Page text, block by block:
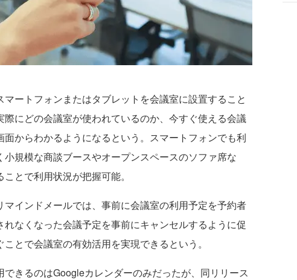
ートフォンまたはタブレットを会議室に設置すること
にどの会議室が使われているのか、今すぐ使える会議
からわかるようになるという。スマートフォンでも利
規模な商談ブースやオープンスペースのソファ席な
とで利用状況が把握可能。
インドメールでは、事前に会議室の利用予定を予約者
なくなった会議予定を事前にキャンセルするように促
とで会議室の有効活用を実現できるという。
きるのはGoogleカレンダーのみだったが、同リリース